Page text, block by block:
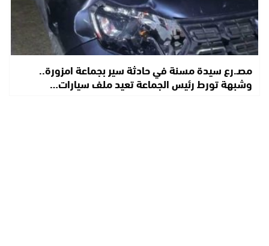
مصـ.رع سيدة مسنة في حادثة سير بجماعة امزورة..
وشبهة تورط رئيس الجماعة تعيد ملف سيارات…